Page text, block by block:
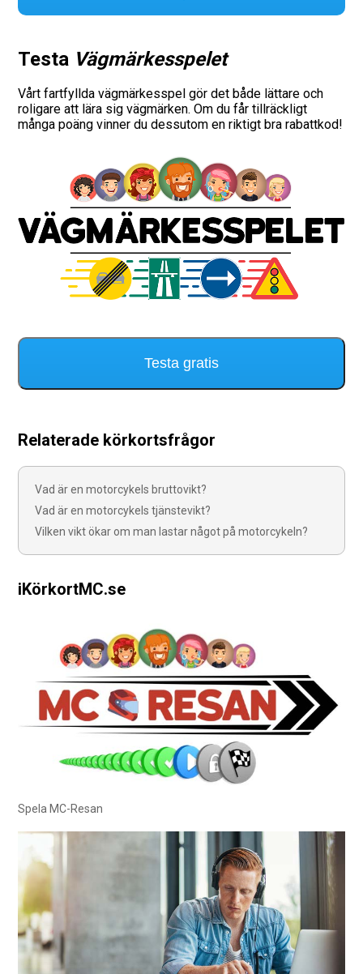
Testa Vägmärkesspelet
Vårt fartfyllda vägmärkesspel gör det både lättare och
roligare att lära sig vägmärken. Om du får tillräckligt
många poäng vinner du dessutom en riktigt bra rabattkod!
Testa gratis
Relaterade körkortsfrågor
Vad är en motorcykels bruttovikt?
Vad är en motorcykels tjänstevikt?
Vilken vikt ökar om man lastar något på motorcykeln?
iKörkortMC.se
Spela MC-Resan